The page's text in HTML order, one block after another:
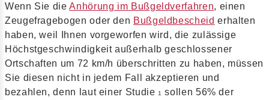
Wenn Sie dieAnhörung im Bußgeldverfahren, einen
Zeugefragebogen oder den Bußgeldbescheid erhalten
haben, weil Ihnen vorgeworfen wird, die zulässige
Höchstgeschwindigkeit außerhalb geschlossener
Ortschaften um 72 km/h überschritten zu haben, müssen
Sie diesen nicht in jedem Fall akzeptieren und
bezahlen, denn laut einer Studie 1
sollen 56% der